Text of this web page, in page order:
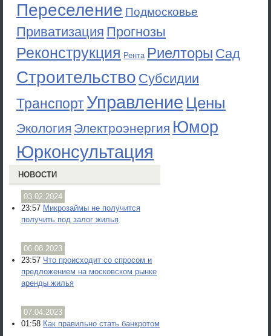
Переселение Подмосковье
Приватизация Прогнозы
Реконструкция Рента Риелторы Сад
Строительство Субсидии
ТранспортУправление Цены
Экология Электроэнергия Юмор
Юрконсультация
НОВОСТИ
03.02.2024
23:57 Микрозаймы не получится
получить под залог жилья
06.08.2023
23:57 Что происходит со спросом и
предложением на московском рынке
аренды жилья
07.04.2023
01:58 Как правильно стать банкротом